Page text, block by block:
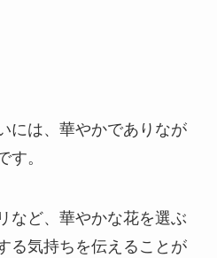
には、華やかでありなが
す。
など、華やかな花を選ぶ
る気持ちを伝えることが